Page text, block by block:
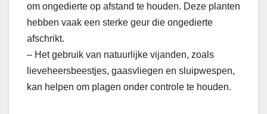
om ongedierte op afstand te houden. Deze planten
hebben vaak een sterke geur die ongedierte
afschrikt.
– Het gebruik van natuurlijke vijanden, zoals
lieveheersbeestjes, gaasvliegen en sluipwespen,
kan helpen om plagen onder controle te houden.